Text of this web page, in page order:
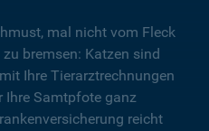
mal nicht vom Fleck
bremsen: Katzen sind
Ihre Tierarztrechnungen
Ihre Samtpfote ganz
reicht